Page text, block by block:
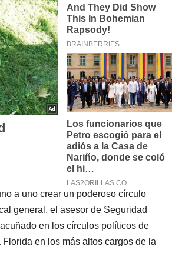
a uno crear un poderoso círculo
general, el asesor de Seguridad
en los círculos políticos de
en los más altos cargos de la